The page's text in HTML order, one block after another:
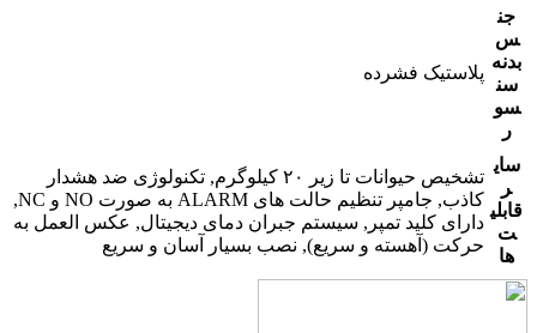
جن
س
بدنه
سن
سو
ر
پلاستیک فشرده
سای
ر
قابلی
ت
ها
تشخیص حیوانات تا زیر ۲۰ کیلوگرم, تکنولوژی ضد هشدار
کاذب, جامپر تنظیم حالت های ALARM به صورت NO و NC,
دارای کلید تمپر, سیستم جبران دمای دیجیتال, عکس العمل به
حرکت (آهسته و سریع), نصب بسیار آسان و سریع